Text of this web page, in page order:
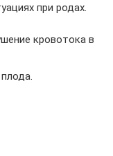
при родах.
кровотока в